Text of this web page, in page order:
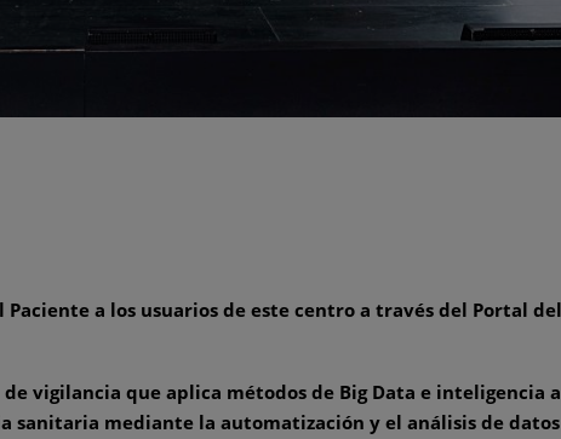
a los usuarios de este centro a través del Portal
vigilancia que aplica métodos de Big Data e
sanitaria mediante la automatización y el análisis de